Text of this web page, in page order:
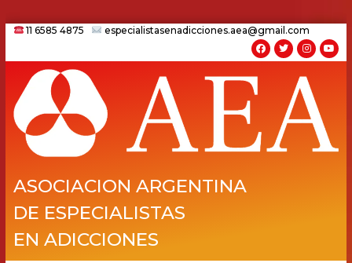
11 6585 4875 especialistasenadicciones.aea@gmail.com
ASOCIACION ARGENTINA
DE ESPECIALISTAS
EN ADICCIONES